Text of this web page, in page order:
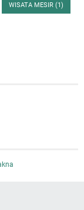
WISATA MESIR (1)